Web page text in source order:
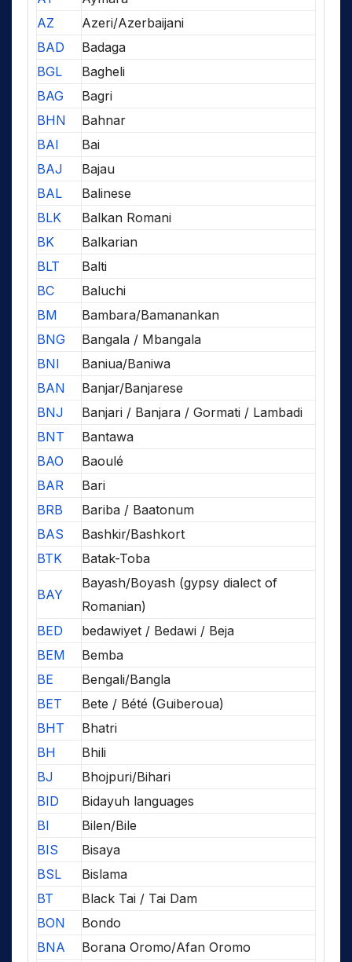
AZ
Azeri/Azerbaijani
BAD
Badaga
BGL
Bagheli
BAG
Bagri
BHN
Bahnar
BAI
Bai
BAJ
Bajau
BAL
Balinese
BLK
Balkan Romani
BK
Balkarian
BLT
Balti
BC
Baluchi
BM
Bambara/Bamanankan
BNG
Bangala / Mbangala
BNI
Baniua/Baniwa
BAN
Banjar/Banjarese
BNJ
Banjari / Banjara / Gormati / Lambadi
BNT
Bantawa
BAO
Baoulé
BAR
Bari
BRB
Bariba / Baatonum
BAS
Bashkir/Bashkort
BTK
Batak-Toba
BAY
Bayash/Boyash (gypsy dialect of
Romanian)
BED
bedawiyet / Bedawi / Beja
BEM
Bemba
BE
Bengali/Bangla
BET
Bete / Bété (Guiberoua)
BHT
Bhatri
BH
Bhili
BJ
Bhojpuri/Bihari
BID
Bidayuh languages
BI
Bilen/Bile
BIS
Bisaya
BSL
Bislama
BT
Black Tai / Tai Dam
BON
Bondo
BNA
Borana Oromo/Afan Oromo